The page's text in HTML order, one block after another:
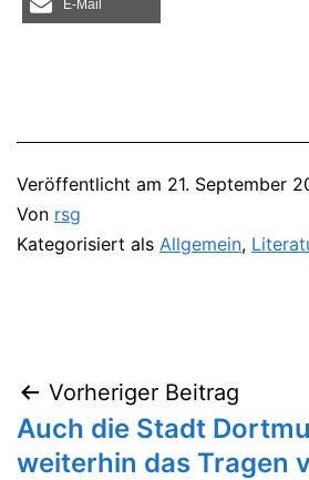
E‑Mail
Veröffentlicht am 21. September
Von rsg
Kategorisiert als Allgemein,
Beitragsnavigation
Vorheriger Beitrag
Auch die Stadt
weiterhin das Tragen